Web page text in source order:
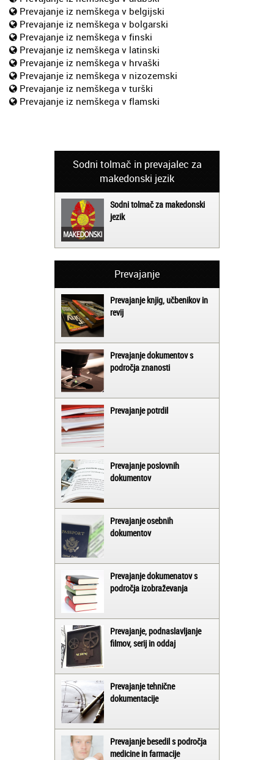
Prevajanje iz nemškega v belgijski
Prevajanje iz nemškega v bolgarski
Prevajanje iz nemškega v finski
Prevajanje iz nemškega v latinski
Prevajanje iz nemškega v hrvaški
Prevajanje iz nemškega v nizozemski
Prevajanje iz nemškega v turški
Prevajanje iz nemškega v flamski
Sodni tolmač in prevajalec za
makedonski jezik
Sodni tolmač za makedonski
jezik
Prevajanje
Prevajanje knjig, učbenikov in
revij
Prevajanje dokumentov s
področja znanosti
Prevajanje potrdil
Prevajanje poslovnih
dokumentov
Prevajanje osebnih
dokumentov
Prevajanje dokumenatov s
področja izobraževanja
Prevajanje, podnaslavljanje
filmov, serij in oddaj
Prevajanje tehnične
dokumentacije
Prevajanje besedil s področja
medicine in farmacije